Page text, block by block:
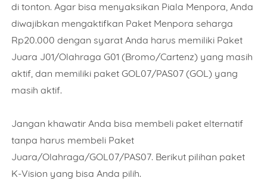
di tonton. Agar bisa menyaksikan Piala Menpora, Anda
diwajibkan mengaktifkan Paket Menpora seharga
Rp20.000 dengan syarat Anda harus memiliki Paket
Juara J01/Olahraga G01 (Bromo/Cartenz) yang masih
aktif, dan memiliki paket GOL07/PAS07 (GOL) yang
masih aktif.
Jangan khawatir Anda bisa membeli paket elternatif
tanpa harus membeli Paket
Juara/Olahraga/GOL07/PAS07. Berikut pilihan paket
K-Vision yang bisa Anda pilih.